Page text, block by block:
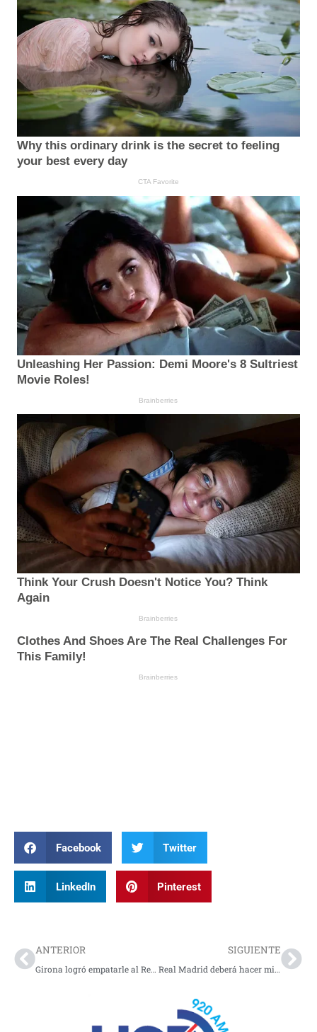
Facebook Twitter
LinkedIn Pinterest
ANTERIOR
Girona logró empatarle al Real Madrid en el futbol español
SIGUIENTE
Real Madrid deberá hacer milagros para ganar la liga